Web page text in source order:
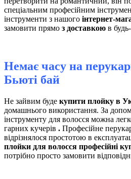
спеціальним професійним
інструменти з нашого інтернет-
замовити прямо з доставкою в
Немає часу на
Бьюті бай
Не зайвим буде купити плойку в
домашнього використання. За
інструменту для волосся можна
гарних кучерів . Професійне
відрізнялося простотою в
плойки для волосся професійні
потрібно просто замовити